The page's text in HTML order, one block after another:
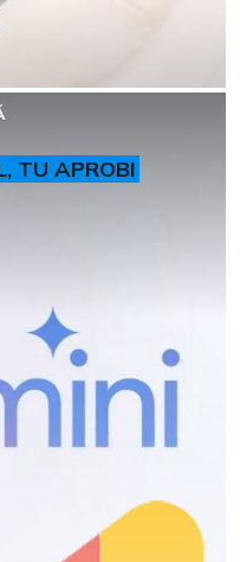
TU APROBI